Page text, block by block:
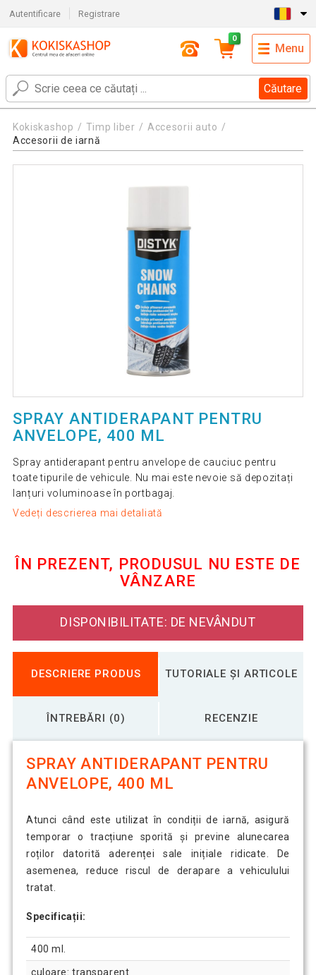
Autentificare Registrare
Căutare
0
Menu
Kokiskashop Timp liber
Accesorii auto
Accesorii de iarnă
SPRAY ANTIDERAPANT PENTRU
ANVELOPE, 400 ML
Spray antiderapant pentru anvelope de cauciuc pentru
toate tipurile de vehicule. Nu mai este nevoie să depozitați
lanțuri voluminoase în portbagaj.
Vedeți descrierea mai detaliată
ÎN PREZENT, PRODUSUL NU ESTE DE
VÂNZARE
DISPONIBILITATE: DE NEVÂNDUT
DESCRIERE PRODUS TUTORIALE ȘI ARTICOLE
ÎNTREBĂRI (0) RECENZIE
SPRAY ANTIDERAPANT PENTRU
ANVELOPE, 400 ML
Atunci când este utilizat în condiții de iarnă, asigură
temporar o tracțiune sporită și previne alunecarea
roților datorită aderenței sale inițiale ridicate. De
asemenea, reduce riscul de derapare a vehiculului
tratat.
Specificații:
400 ml.
culoare: transparent